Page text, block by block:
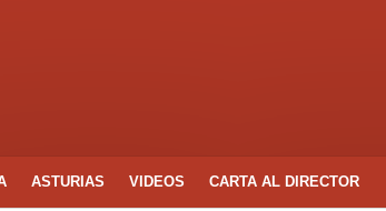
ASTURIAS VIDEOS CARTA AL DIRECTOR